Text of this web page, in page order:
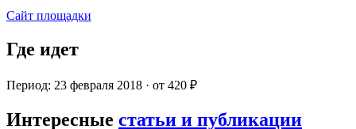
Сайт площадки
Где идет
Период: 23 февраля 2018 · от 420 ₽
Интересные статьи и публикации